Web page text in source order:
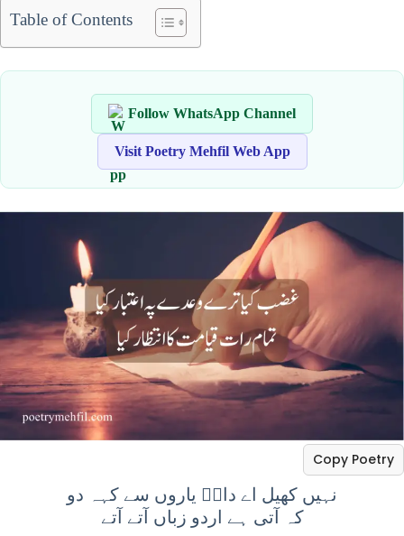
Table of Contents
Follow WhatsApp Channel
Visit Poetry Mehfil Web App
نہیں کھیل اے داغؔ یاروں سے کہہ دو
کہ آتی ہے اردو زباں آتے آتے
Copy Poetry